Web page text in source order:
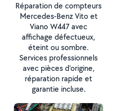
Réparation de compteurs
Mercedes-Benz Vito et
Viano W447 avec
affichage défectueux,
éteint ou sombre.
Services professionnels
avec pièces d’origine,
réparation rapide et
garantie incluse.